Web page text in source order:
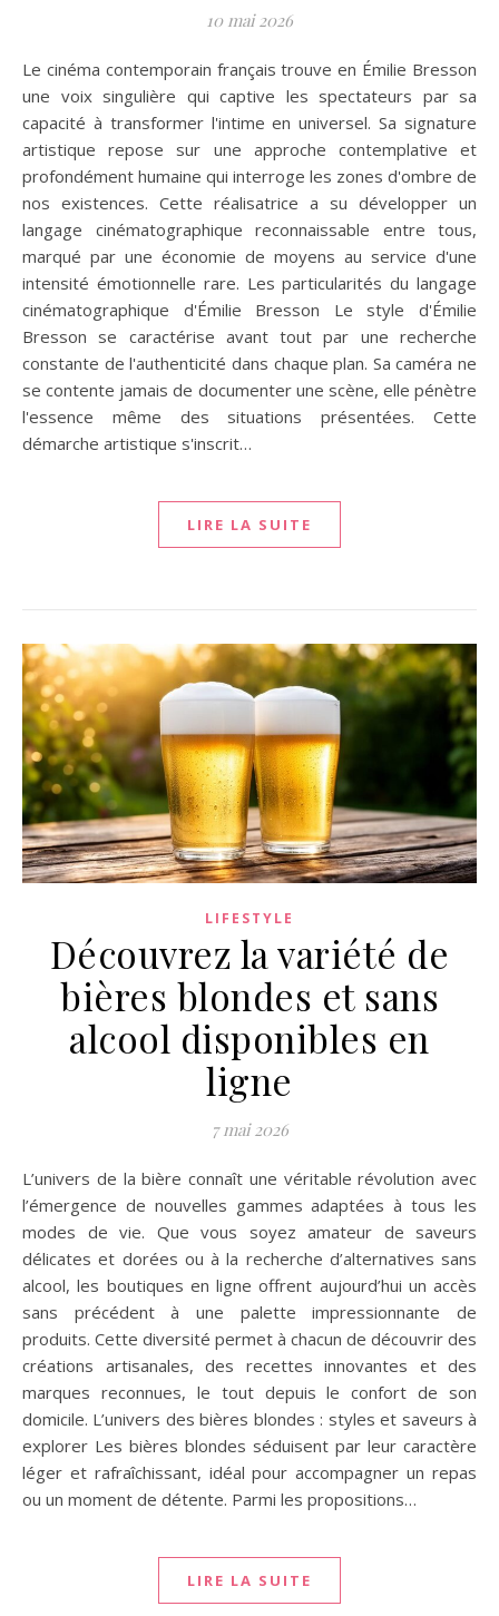
10 mai 2026
Le cinéma contemporain français trouve en Émilie Bresson
une voix singulière qui captive les spectateurs par sa
capacité à transformer l'intime en universel. Sa signature
artistique repose sur une approche contemplative et
profondément humaine qui interroge les zones d'ombre de
nos existences. Cette réalisatrice a su développer un
langage cinématographique reconnaissable entre tous,
marqué par une économie de moyens au service d'une
intensité émotionnelle rare. Les particularités du langage
cinématographique d'Émilie Bresson Le style d'Émilie
Bresson se caractérise avant tout par une recherche
constante de l'authenticité dans chaque plan. Sa caméra ne
se contente jamais de documenter une scène, elle pénètre
l'essence même des situations présentées. Cette
démarche artistique s'inscrit…
LIRE LA SUITE
LIFESTYLE
Découvrez la variété de
bières blondes et sans
alcool disponibles en
ligne
7 mai 2026
L’univers de la bière connaît une véritable révolution avec
l’émergence de nouvelles gammes adaptées à tous les
modes de vie. Que vous soyez amateur de saveurs
délicates et dorées ou à la recherche d’alternatives sans
alcool, les boutiques en ligne offrent aujourd’hui un accès
sans précédent à une palette impressionnante de
produits. Cette diversité permet à chacun de découvrir des
créations artisanales, des recettes innovantes et des
marques reconnues, le tout depuis le confort de son
domicile. L’univers des bières blondes : styles et saveurs à
explorer Les bières blondes séduisent par leur caractère
léger et rafraîchissant, idéal pour accompagner un repas
ou un moment de détente. Parmi les propositions…
LIRE LA SUITE